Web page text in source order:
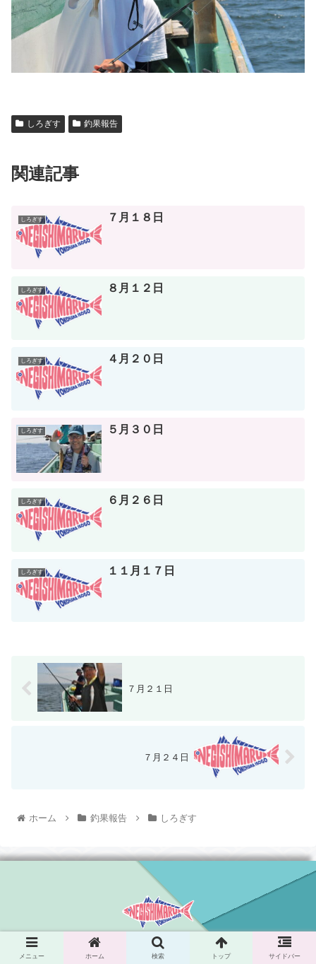
しろぎす 釣果報告
関連記事
しろぎす ７月１８日
しろぎす ８月１２日
しろぎす ４月２０日
しろぎす ５月３０日
しろぎす ６月２６日
しろぎす １１月１７日
７月２１日
７月２４日
ホーム 釣果報告 しろぎす
© 2021 根岸丸.
メニュー ホーム 検索 トップ サイドバー